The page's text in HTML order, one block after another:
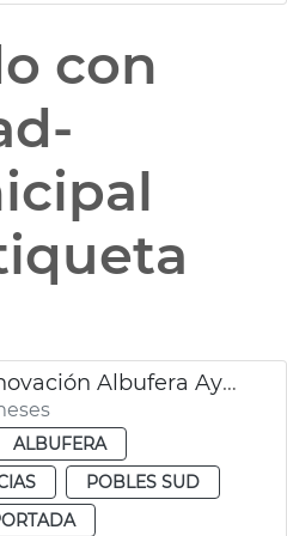
con
Repte GovTech Innovación Albufera Ayuntamiento de València
ALBUFERA
POBLES SUD